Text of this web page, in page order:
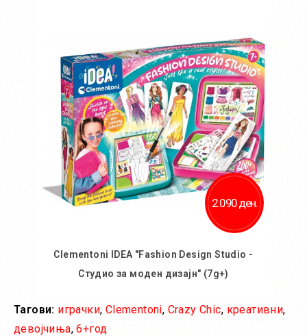
Додај во желби
Додај за споредба
2.090 ден.
Clementoni IDEA "Fashion Design Studio -
Студио за моден дизајн" (7g+)
Во кошничка
Тагови: играчки, Clementoni, Crazy Chic, креативни,
девојчиња,6+год